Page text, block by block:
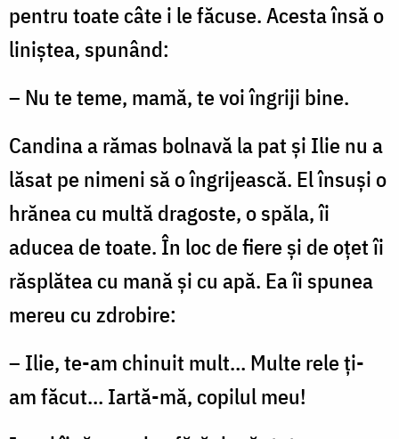
pentru toate câte i le făcuse. Acesta însă o
liniştea, spunând:
– Nu te teme, mamă, te voi îngriji bine.
Candina a rămas bolnavă la pat şi Ilie nu a
lăsat pe nimeni să o îngrijească. El însuşi o
hrănea cu multă dragoste, o spăla, îi
aducea de toate. În loc de fiere şi de oţet îi
răsplătea cu mană şi cu apă. Ea îi spunea
mereu cu zdrobire:
– Ilie, te-am chinuit mult… Multe rele ţi-
am făcut… Iartă-mă, copilul meu!